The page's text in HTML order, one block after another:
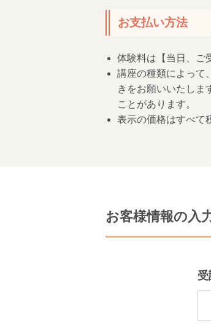
お支払い方法
体験料は【当日、ご
講座の種類によって
きをお願いいたしま
ことがあります。
表示の価格はすべて
お客様情報の入
受